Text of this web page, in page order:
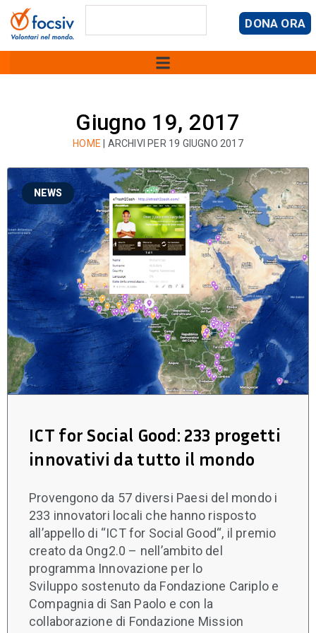
DONA ORA
Giugno 19, 2017
HOME ARCHIVI PER 19 GIUGNO 2017
NEWS
ICT for Social Good: 233 progetti
innovativi da tutto il mondo
Provengono da 57 diversi Paesi del mondo i
233 innovatori locali che hanno risposto
all’appello di “ICT for Social Good“, il premio
creato da Ong2.0 – nell’ambito del
programma Innovazione per lo
Sviluppo sostenuto da Fondazione Cariplo e
Compagnia di San Paolo e con la
collaborazione di Fondazione Mission